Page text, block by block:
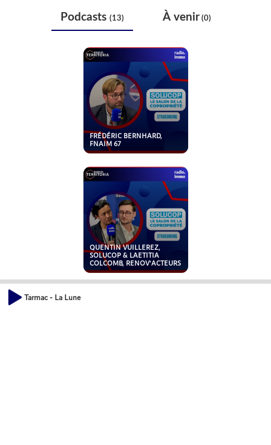
Podcasts (13) À venir(0)
FRÉDÉRIC BERNHARD,
FNAIM 67
QUENTIN VUILLEREZ,
SOLUCOP & LAETITIA
COLCOMB, RENOV'ACTEURS
Tarmac - La Lune